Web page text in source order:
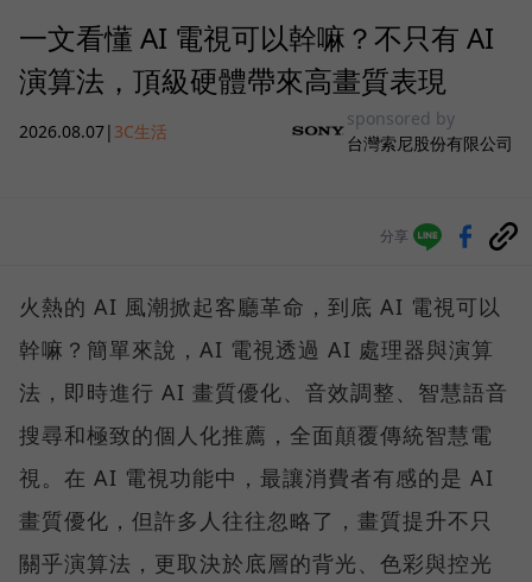
一文看懂 AI 電視可以幹嘛？不只有 AI
演算法，頂級硬體帶來高畫質表現
2026.08.07| 3C生活
sponsored by
台灣索尼股份有限公司
分享
火熱的 AI 風潮掀起客廳革命，到底 AI 電視可以
幹嘛？簡單來說，AI 電視透過 AI 處理器與演算
法，即時進行 AI 畫質優化、音效調整、智慧語音
搜尋和極致的個人化推薦，全面顛覆傳統智慧電
視。在 AI 電視功能中，最讓消費者有感的是 AI
畫質優化，但許多人往往忽略了，畫質提升不只
關乎演算法，更取決於底層的背光、色彩與控光